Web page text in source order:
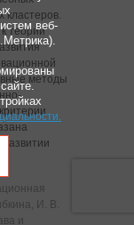
кластеров.
теории
методы
И. В.
и
веб-
.